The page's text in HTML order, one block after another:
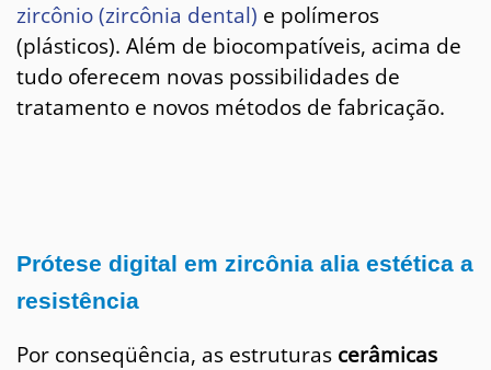
zircônio (zircônia dental) e polímeros
(plásticos). Além de biocompatíveis, acima de
tudo oferecem novas possibilidades de
tratamento e novos métodos de fabricação.
Prótese digital em zircônia alia estética a
resistência
Por conseqüência, as estruturas cerâmicas